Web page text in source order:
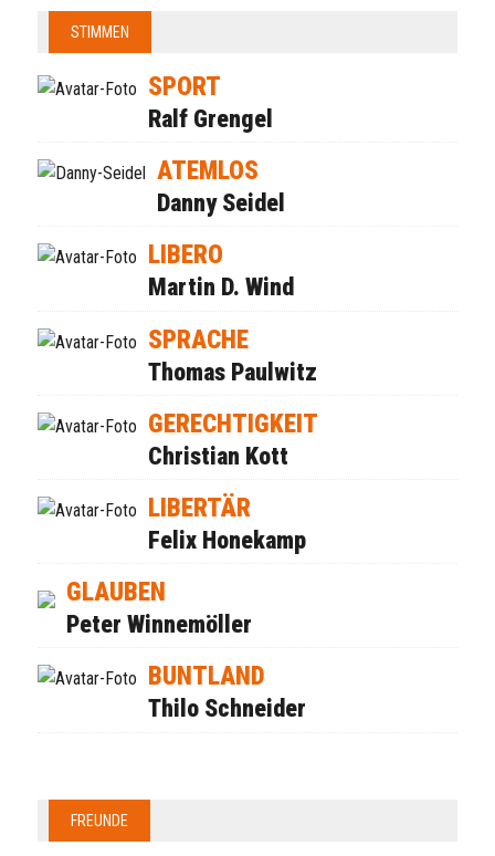
STIMMEN
SPORT
Ralf Grengel
ATEMLOS
Danny Seidel
LIBERO
Martin D. Wind
SPRACHE
Thomas Paulwitz
GERECHTIGKEIT
Christian Kott
LIBERTÄR
Felix Honekamp
GLAUBEN
Peter Winnemöller
BUNTLAND
Thilo Schneider
FREUNDE